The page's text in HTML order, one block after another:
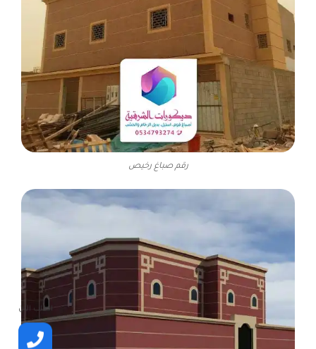
رقم صباغ رخيص
اطلب الأن